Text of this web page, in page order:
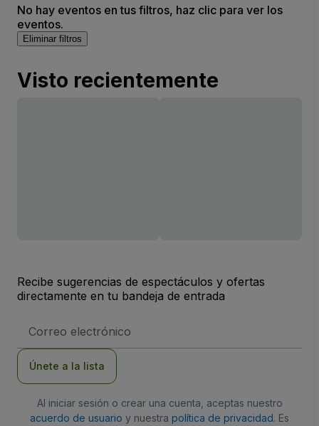
No hay eventos en tus filtros, haz clic para ver los
eventos.
Eliminar filtros
Visto recientemente
Recibe sugerencias de espectáculos y ofertas
directamente en tu bandeja de entrada
de
Únete a la lista
Al iniciar sesión o crear una cuenta, aceptas nuestro
acuerdo de usuario y nuestra política de privacidad. Es